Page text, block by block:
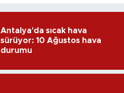
Antalya'da sıcak hava
sürüyor: 10 Ağustos hava
durumu